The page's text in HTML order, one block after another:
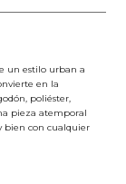
un estilo urban a
en la
poliéster,
pieza atemporal
bien con cualquier